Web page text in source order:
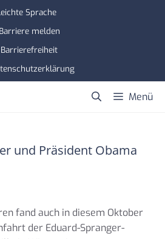
Sprache
Barriere melden
Barrierefreiheit
Menü
und Präsident Obama
fand auch in diesem Oktober
der Eduard-Spranger-